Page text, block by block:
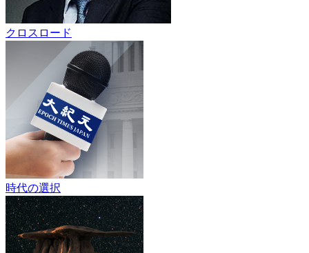
クロスロード
時代の選択